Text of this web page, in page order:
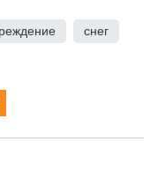
снег